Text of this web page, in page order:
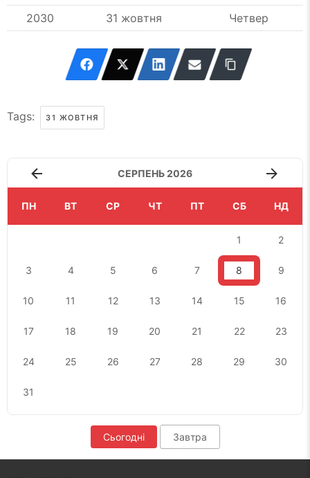
2030
31 жовтня Четвер
Tags: 31 ЖОВТНЯ
СЕРПЕНЬ 2026
ПН ВТ СР ЧТ ПТ СБ НД
1 2
3 4 5 6 7 8 9
10 11 12 13 14 15 16
17 18 19 20 21 22 23
24 25 26 27 28 29 30
31
Сьогодні Завтра